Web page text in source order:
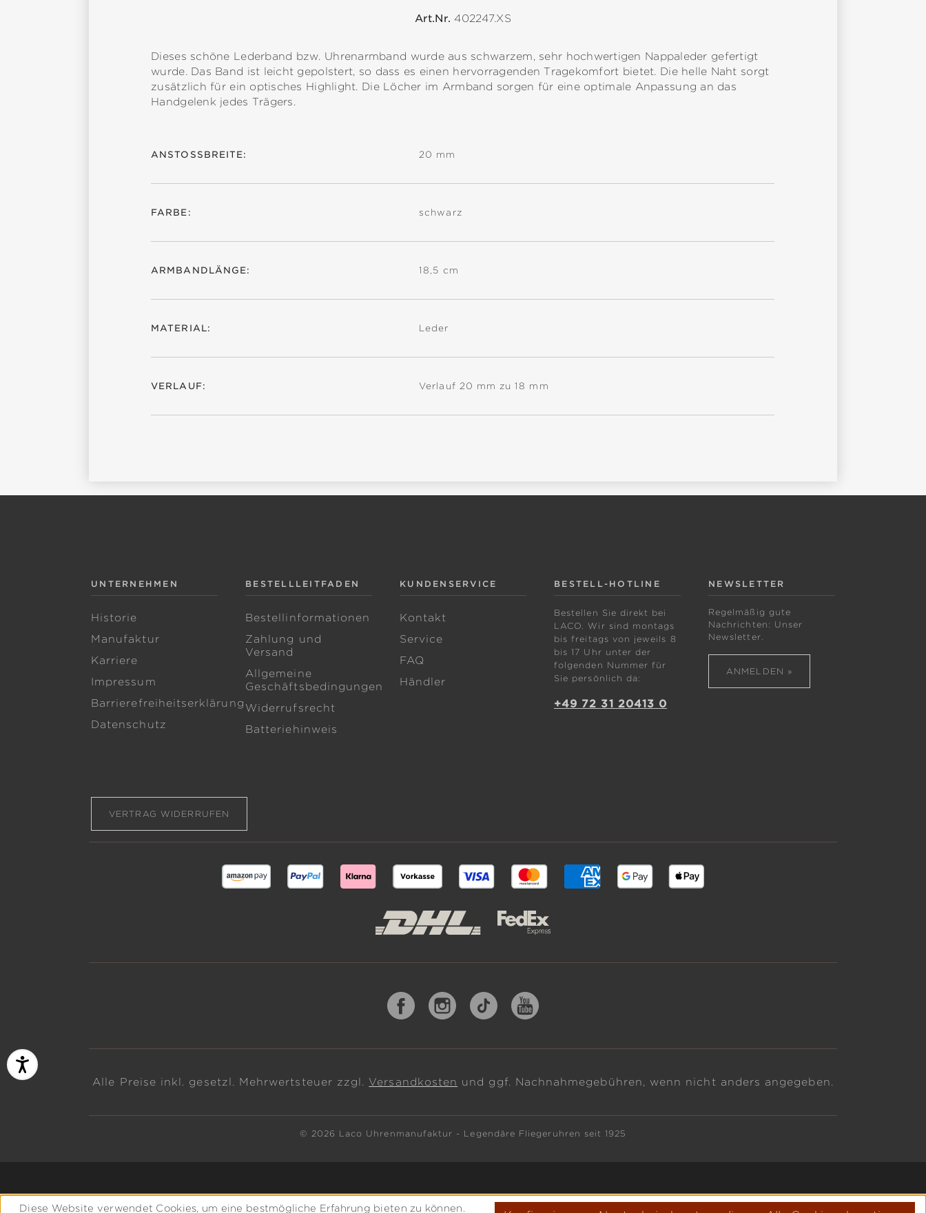
Art.Nr. 402247.XS
Dieses schöne Lederband bzw. Uhrenarmband wurde aus schwarzem, sehr hochwertigen Nappaleder gefertigt
wurde. Das Band ist leicht gepolstert, so dass es einen hervorragenden Tragekomfort bietet. Die helle Naht sorgt
zusätzlich für ein optisches Highlight. Die Löcher im Armband sorgen für eine optimale Anpassung an das
Handgelenk jedes Trägers.
ANSTOSSBREITE: 20 mm
FARBE: schwarz
ARMBANDLÄNGE: 18,5 cm
MATERIAL: Leder
VERLAUF: Verlauf 20 mm zu 18 mm
UNTERNEHMEN
Historie
Manufaktur
Karriere
Impressum
Barrierefreiheitserklärung
Datenschutz
BESTELLLEITFADEN
Bestellinformationen
Zahlung und
Versand
Allgemeine
Geschäftsbedingungen
Widerrufsrecht
Batteriehinweis
KUNDENSERVICE
Kontakt
Service
FAQ
Händler
BESTELL-HOTLINE
Bestellen Sie direkt bei
LACO. Wir sind montags
bis freitags von jeweils 8
bis 17 Uhr unter der
folgenden Nummer für
Sie persönlich da:
+49 72 31 20413 0
NEWSLETTER
Regelmäßig gute
Nachrichten: Unser
Newsletter.
ANMELDEN »
VERTRAG WIDERRUFEN
Alle Preise inkl. gesetzl. Mehrwertsteuer zzgl. Versandkosten und ggf. Nachnahmegebühren, wenn nicht anders angegeben.
© 2026 Laco Uhrenmanufaktur - Legendäre Fliegeruhren seit 1925
Diese Website verwendet Cookies, um eine bestmögliche Erfahrung bieten zu können.